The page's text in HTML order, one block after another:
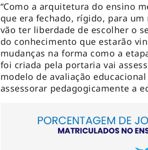
“Como a arquitetura do ensino
que era fechado, rígido, para
vão ter liberdade de escolher o
do conhecimento que estarão
mudanças na forma como a
foi criada pela portaria vai
modelo de avaliação
assessorar pedagogicamente a